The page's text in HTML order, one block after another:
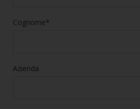
Cognome*
Azienda